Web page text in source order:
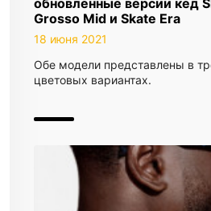
обновленные версии кед
Grosso Mid и Skate Era
18 июня 2021
Обе модели представлены в
цветовых вариантах.